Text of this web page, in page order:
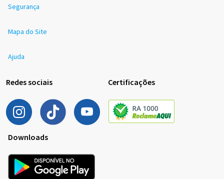
Segurança
Mapa do Site
Ajuda
Redes sociais Certificações
Downloads